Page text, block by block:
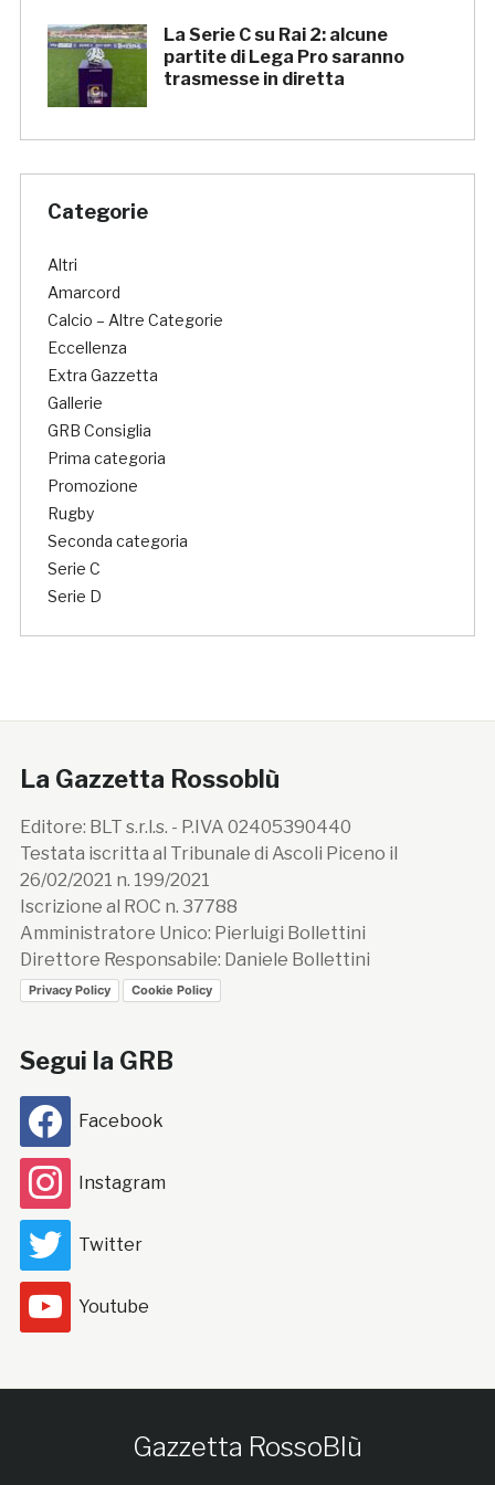
La Serie C su Rai 2: alcune
partite di Lega Pro saranno
trasmesse in diretta
Categorie
Altri
Amarcord
Calcio – Altre Categorie
Eccellenza
Extra Gazzetta
Gallerie
GRB Consiglia
Prima categoria
Promozione
Rugby
Seconda categoria
Serie C
Serie D
La Gazzetta Rossoblù
Editore: BLT s.r.l.s. - P.IVA 02405390440
Testata iscritta al Tribunale di Ascoli Piceno il
26/02/2021 n. 199/2021
Iscrizione al ROC n. 37788
Amministratore Unico: Pierluigi Bollettini
Direttore Responsabile: Daniele Bollettini
Privacy Policy Cookie Policy
Segui la GRB
Facebook
Instagram
Twitter
Youtube
Gazzetta RossoBlù